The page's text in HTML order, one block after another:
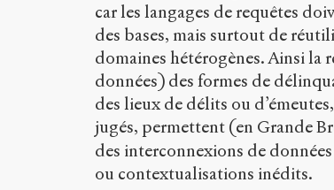
car les langages de requêtes
des bases, mais surtout de
domaines hétérogènes. Ainsi
données) des formes de
des lieux de délits ou
jugés, permettent (en Grande
des interconnexions de
ou contextualisations inédits.